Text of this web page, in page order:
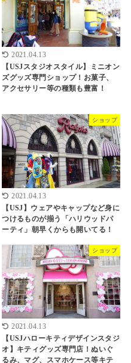
2021.04.13
【USJスタジオスタイル】ミニオン
ズグッズ専門ショップ！お菓子、
アクセサリー等の種類も豊富！
ショップ
2021.04.13
【USJ】ウェアやキャップなど身に
つけるものが揃う「ハリウッドパ
ーティ」朝早くからも開いてる！
ショップ
2021.04.13
【USJハローキティデザインスタジ
オ】キティグッズ専門店！ぬいぐ
るみ、マグ、スマホケース等キテ